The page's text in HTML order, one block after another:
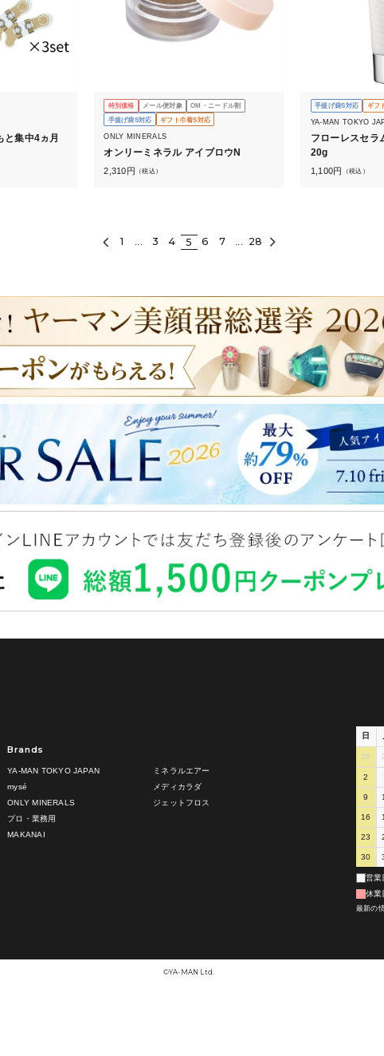
と集中4ヵ月
特別価格 メール便対象
OM・ニードル割
手提げ袋S対応
ギフト巾着S対応
ONLY MINERALS
オンリーミネラル アイブロウN
2,310円 （税込）
手提げ袋S対応 ギフ
YA-MAN TOKYO
フローレスセラ
20g
1,100円 （税込）
1 3 4 5 6 7 28
Brands
YA-MAN TOKYO JAPAN
mysé
ONLY MINERALS
プロ・業務用
MAKANAI
ミネラルエアー
メディカラダ
ジェットフロス
日
26
2
9
16
23
30
営業
休業
最新の
©︎YA-MAN Ltd.